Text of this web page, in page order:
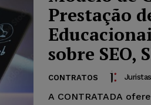
Prestação
sobre SEO,
CONTRATOS Juristas
A CONTRATADA